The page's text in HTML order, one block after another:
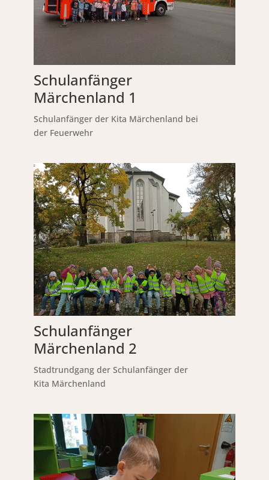
Schulanfänger
Märchenland 1
Schulanfänger der Kita Märchenland bei
der Feuerwehr
Schulanfänger
Märchenland 2
Stadtrundgang der Schulanfänger der
Kita Märchenland